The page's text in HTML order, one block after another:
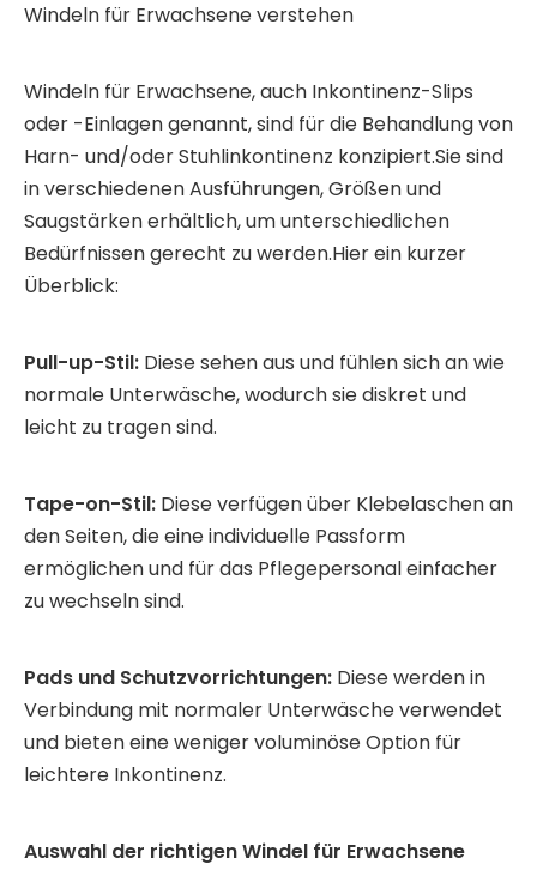
Windeln für Erwachsene verstehen
Windeln für Erwachsene, auch Inkontinenz-Slips
oder -Einlagen genannt, sind für die Behandlung von
Harn- und/oder Stuhlinkontinenz konzipiert.Sie sind
in verschiedenen Ausführungen, Größen und
Saugstärken erhältlich, um unterschiedlichen
Bedürfnissen gerecht zu werden.Hier ein kurzer
Überblick:
Pull-up-Stil: Diese sehen aus und fühlen sich an wie
normale Unterwäsche, wodurch sie diskret und
leicht zu tragen sind.
Tape-on-Stil: Diese verfügen über Klebelaschen an
den Seiten, die eine individuelle Passform
ermöglichen und für das Pflegepersonal einfacher
zu wechseln sind.
Pads und Schutzvorrichtungen: Diese werden in
Verbindung mit normaler Unterwäsche verwendet
und bieten eine weniger voluminöse Option für
leichtere Inkontinenz.
Auswahl der richtigen Windel für Erwachsene